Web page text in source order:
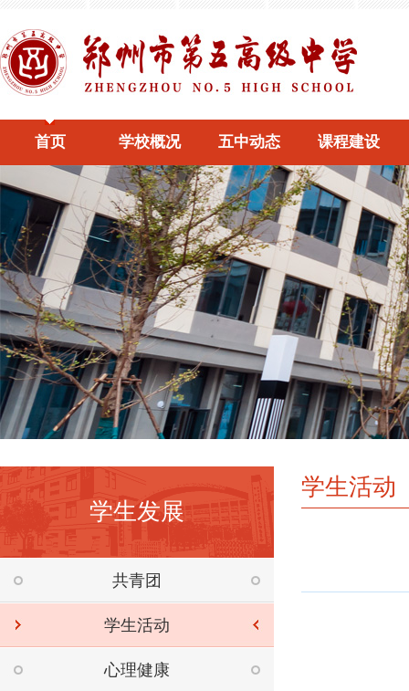
首页 学校概况 五中动态 课程建设
学生发展
共青团
学生活动
心理健康
学生活动